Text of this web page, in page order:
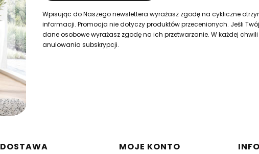
Wpisując do Naszego newslettera wyrażasz zgodę na cykliczne
informacji. Promocja nie dotyczy produktów przecenionych. Jeśli
dane osobowe wyrażasz zgodę na ich przetwarzanie. W każdej
anulowania subskrypcji.
DOSTAWA MOJE KONTO